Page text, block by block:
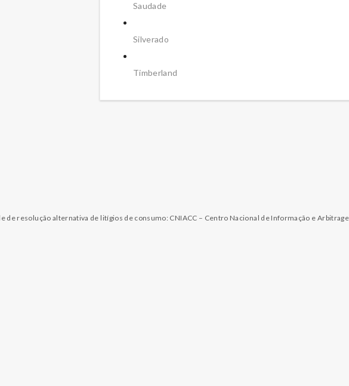
Saudade
Silverado
Timberland
de resolução alternativa de litígios de consumo: CNIACC – Centro Nacional de Informação e